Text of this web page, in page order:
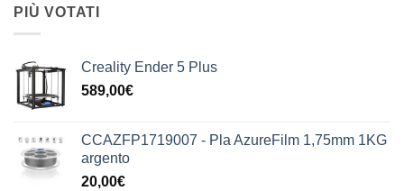
PIÙ VOTATI
Creality Ender 5 Plus
589,00€
CCAZFP1719007 - Pla AzureFilm 1,75mm 1KG
argento
20,00€